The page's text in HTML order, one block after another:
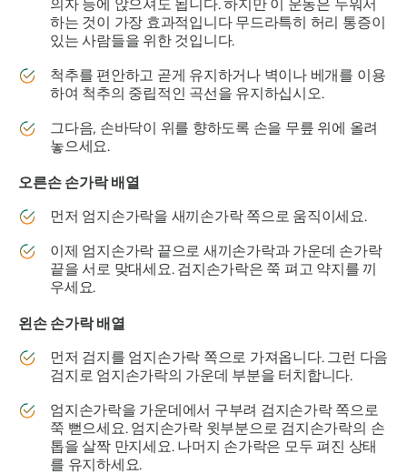
의자 등에 앉으셔도 됩니다. 하지만 이 운동은 누워서
하는 것이 가장 효과적입니다 무드라특히 허리 통증이
있는 사람들을 위한 것입니다.
척추를 편안하고 곧게 유지하거나 벽이나 베개를 이용
하여 척추의 중립적인 곡선을 유지하십시오.
그다음, 손바닥이 위를 향하도록 손을 무릎 위에 올려
놓으세요.
오른손 손가락 배열
먼저 엄지손가락을 새끼손가락 쪽으로 움직이세요.
이제 엄지손가락 끝으로 새끼손가락과 가운데 손가락
끝을 서로 맞대세요. 검지손가락은 쭉 펴고 약지를 끼
우세요.
왼손 손가락 배열
먼저 검지를 엄지손가락 쪽으로 가져옵니다. 그런 다음
검지로 엄지손가락의 가운데 부분을 터치합니다.
엄지손가락을 가운데에서 구부려 검지손가락 쪽으로
쭉 뻗으세요. 엄지손가락 윗부분으로 검지손가락의 손
톱을 살짝 만지세요. 나머지 손가락은 모두 펴진 상태
를 유지하세요.